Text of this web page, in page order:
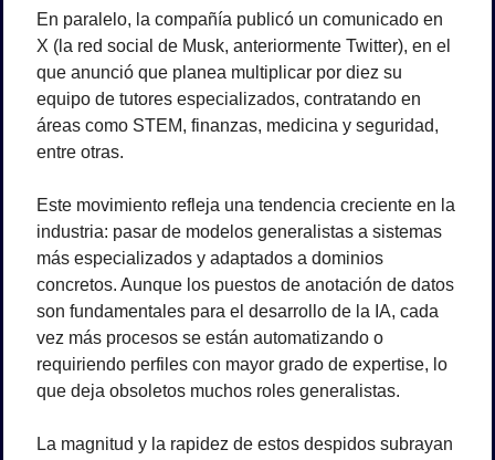
En paralelo, la compañía publicó un comunicado en
X (la red social de Musk, anteriormente Twitter), en el
que anunció que planea multiplicar por diez su
equipo de tutores especializados, contratando en
áreas como STEM, finanzas, medicina y seguridad,
entre otras.
Este movimiento refleja una tendencia creciente en la
industria: pasar de modelos generalistas a sistemas
más especializados y adaptados a dominios
concretos. Aunque los puestos de anotación de datos
son fundamentales para el desarrollo de la IA, cada
vez más procesos se están automatizando o
requiriendo perfiles con mayor grado de expertise, lo
que deja obsoletos muchos roles generalistas.
La magnitud y la rapidez de estos despidos subrayan